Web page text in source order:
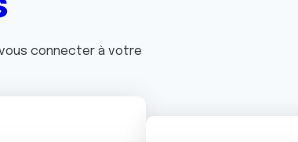
connecter à votre